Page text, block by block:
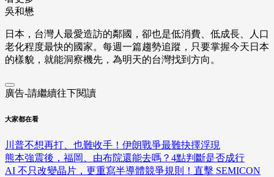
吳和懋
日本，台灣人最愛造訪的鄰國，卻也是低消費、低成長、人口
老化程度最快的國家。每週一篇趨勢追蹤，只要掌握今天日本
的樣貌，就能洞察機先，為明天的台灣找到方向。
廣告-請繼續往下閱讀
大家都在看
川普不想再打、也難收手！伊朗戰爭最難抉擇浮現
熊本強震後，福岡、由布院還能去嗎？4點判斷是否成行
AI 不只改變晶片，更重寫半導體競爭規則！直擊 SEMICON